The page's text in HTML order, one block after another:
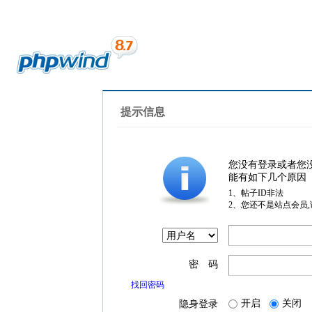
提示信息
您没有登录或者您
能有如下几个原因
1、帖子ID非法
2、您还不是站点会员
密 码
找回密码
隐身登录 开启 关闭